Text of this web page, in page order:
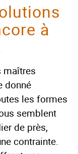
à
maîtres
donné
les formes
semblent
de près,
contrainte.